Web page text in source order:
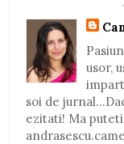
usor,
soi de
ezitati! Ma